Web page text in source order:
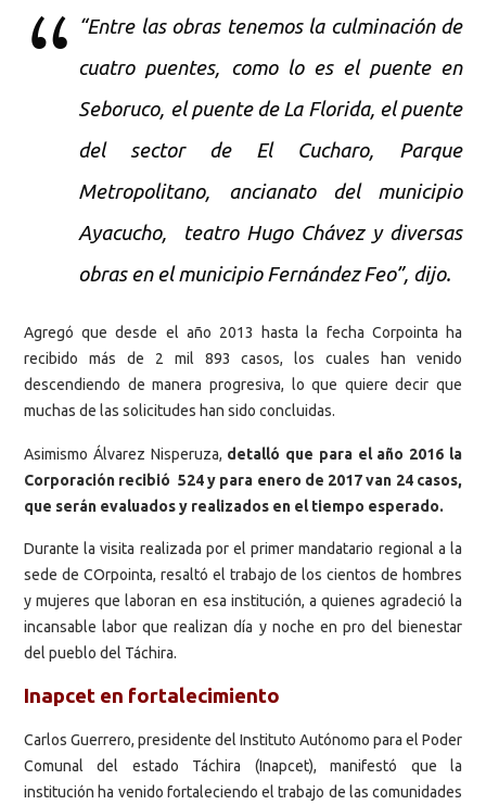
“Entre las obras tenemos la culminación de
cuatro puentes, como lo es el puente en
Seboruco, el puente de La Florida, el puente
del sector de El Cucharo, Parque
Metropolitano, ancianato del municipio
Ayacucho, teatro Hugo Chávez y diversas
obras en el municipio Fernández Feo”, dijo.
Agregó que desde el año 2013 hasta la fecha Corpointa ha
recibido más de 2 mil 893 casos, los cuales han venido
descendiendo de manera progresiva, lo que quiere decir que
muchas de las solicitudes han sido concluidas.
Asimismo Álvarez Nisperuza, detalló que para el año 2016 la
Corporación recibió 524 y para enero de 2017 van 24 casos,
que serán evaluados y realizados en el tiempo esperado.
Durante la visita realizada por el primer mandatario regional a la
sede de COrpointa, resaltó el trabajo de los cientos de hombres
y mujeres que laboran en esa institución, a quienes agradeció la
incansable labor que realizan día y noche en pro del bienestar
del pueblo del Táchira.
Inapcet en fortalecimiento
Carlos Guerrero, presidente del Instituto Autónomo para el Poder
Comunal del estado Táchira (Inapcet), manifestó que la
institución ha venido fortaleciendo el trabajo de las comunidades